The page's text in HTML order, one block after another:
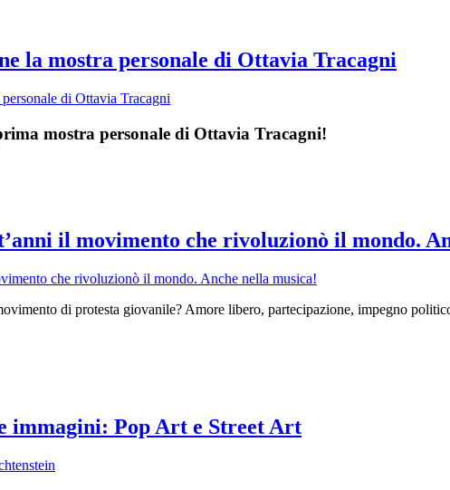
la mostra personale di Ottavia Tracagni
mostra personale di Ottavia Tracagni!
il movimento che rivoluzionò il mondo.
di protesta giovanile? Amore libero, partecipazione, impegno
immagini: Pop Art e Street Art